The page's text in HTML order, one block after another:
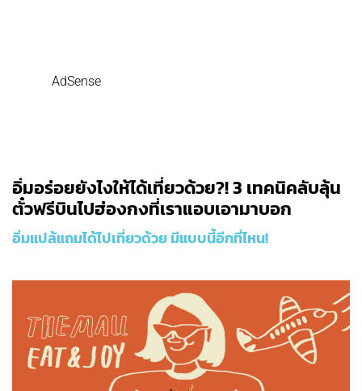
AdSense
อิ่มอร่อยยังไงให้ได้เที่ยวด้วย?! 3 เทคนิคลับลุ้น
ตั๋วฟรีบินไปฮ่องกงที่เราแอบเอามาบอก
อิ่มแปล้แถมได้ไปเที่ยวด้วย มีแบบนี้อีกที่ไหน!